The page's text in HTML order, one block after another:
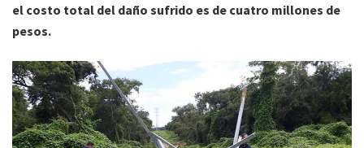
el costo total del daño sufrido es de cuatro millones de
pesos.